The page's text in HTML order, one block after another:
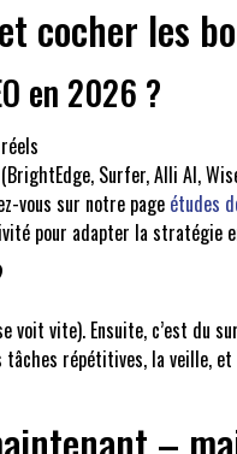
cocher les
en 2026 ?
Surfer, Alli AI,
vous sur notre page études
pour adapter la stratégie
vite). Ensuite, c’est du
répétitives, la veille,
–